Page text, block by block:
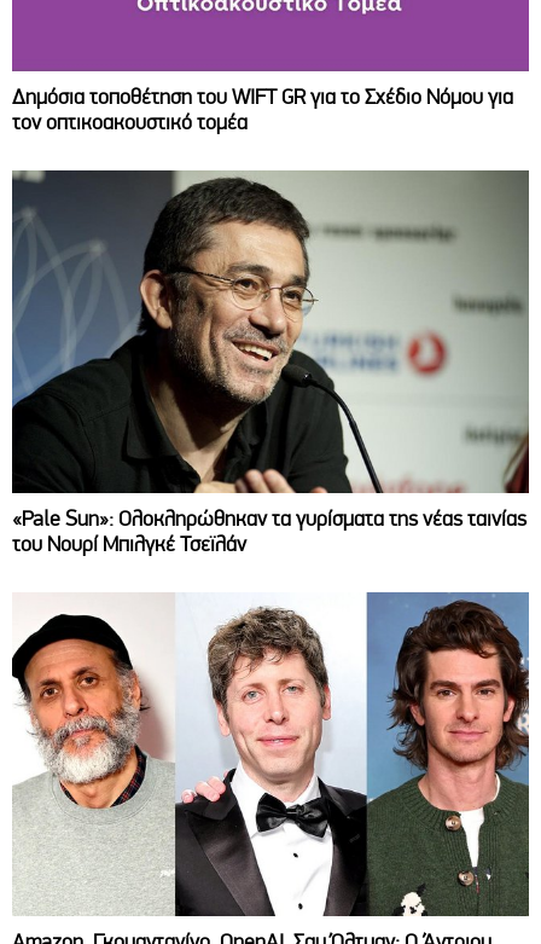
Δημόσια τοποθέτηση του WIFT GR για το Σχέδιο Νόμου για
τον οπτικοακουστικό τομέα
«Pale Sun»: Ολοκληρώθηκαν τα γυρίσματα της νέας ταινίας
του Νουρί Μπιλγκέ Τσεϊλάν